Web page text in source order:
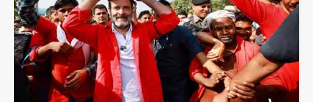
3
युवा इनोवेटरों की सोच से हाईटेक होगी दिल्ली
पुलिस
Team JHJ
सुदर्शन शक्ति-वी अभ्यास में मॉक आॅपरेशन